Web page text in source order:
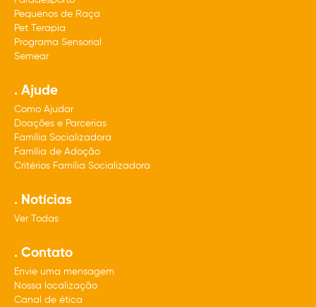
Pequenos de Raça
Pet Terapia
Programa Sensorial
Semear
. Ajude
Como Ajudar
Doações e Parcerias
Família Socializadora
Família de Adoção
Critérios Família Socializadora
. Notícias
Ver Todas
. Contato
Envie uma mensagem
Nossa localização
Canal de ética